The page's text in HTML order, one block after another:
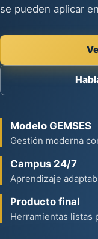
se pueden aplicar
Modelo GEMSES
Gestión moderna
Campus 24/7
Aprendizaje
Producto final
Herramientas listas